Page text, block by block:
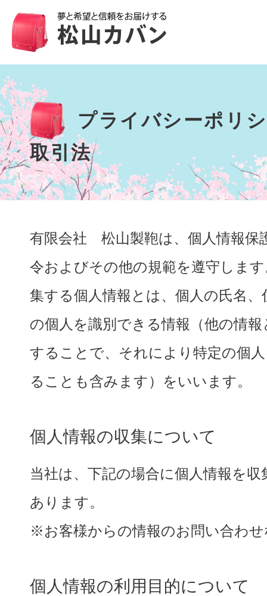
プライバシーポリ
取引法
有限会社 松山製鞄は、個人情報保
令およびその他の規範を遵守しま
集する個人情報とは、個人の氏名、
の個人を識別できる情報（他の情
することで、それにより特定の個
ることも含みます）をいいます。
個人情報の収集について
当社は、下記の場合に個人情報を
あります。
※お客様からの情報のお問い合わ
個人情報の利用目的について